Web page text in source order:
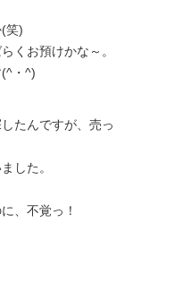
笑)
くお預けかな～。
・^)
たんですが、売っ
した。
、不覚っ！